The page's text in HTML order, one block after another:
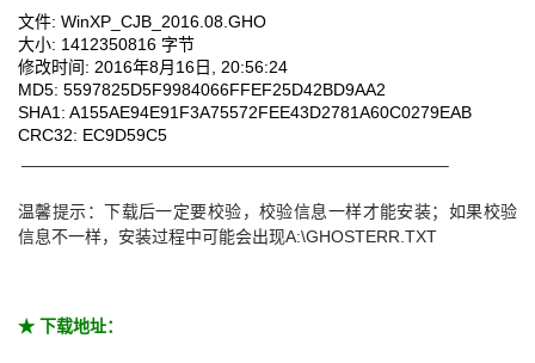
文件: WinXP_CJB_2016.08.GHO
大小: 1412350816 字节
修改时间: 2016年8月16日, 20:56:24
MD5: 5597825D5F9984066FFEF25D42BD9AA2
SHA1: A155AE94E91F3A75572FEE43D2781A60C0279EAB
CRC32: EC9D59C5
—————————————————————————–
温馨提示：下载后一定要校验，校验信息一样才能安装；如果校验
信息不一样，安装过程中可能会出现A:\GHOSTERR.TXT
★ 下载地址：